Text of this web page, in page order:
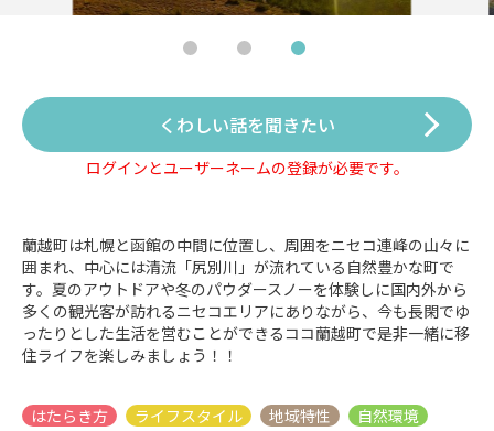
くわしい話を聞きたい
ログインとユーザーネームの登録が必要です。
蘭越町は札幌と函館の中間に位置し、周囲をニセコ連峰の山々に
囲まれ、中心には清流「尻別川」が流れている自然豊かな町で
す。夏のアウトドアや冬のパウダースノーを体験しに国内外から
多くの観光客が訪れるニセコエリアにありながら、今も⾧閑でゆ
ったりとした生活を営むことができるココ蘭越町で是非一緒に移
住ライフを楽しみましょう！！